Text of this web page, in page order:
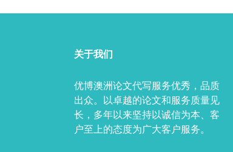
关于我们
优博澳洲论文代写服务优秀，品质
出众。以卓越的论文和服务质量见
长，多年以来坚持以诚信为本、客
户至上的态度为广大客户服务。